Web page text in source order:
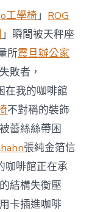
西
8
月
前
去
馬
國
與
柔
佛
J
億
嵐
辦
公
室
設
工學椅」 ROG
」瞬間被天秤座
所震旦辦公家
失敗者，
在我的咖啡館
不對稱的裝飾
被蕾絲絲帶困
張純金箔信
咖啡館正在承
結構失衡壓
卡插進咖啡